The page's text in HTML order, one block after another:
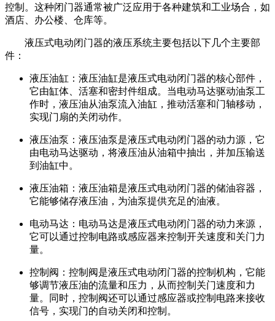
控制。这种闭门器通常被广泛应用于各种建筑和工业场合，如
酒店、办公楼、仓库等。
液压式电动闭门器的液压系统主要包括以下几个主要部
件：
液压油缸：液压油缸是液压式电动闭门器的核心部件，
它由缸体、活塞和密封件组成。当电动马达驱动油泵工
作时，液压油从油泵流入油缸，推动活塞和门轴移动，
实现门扇的关闭动作。
液压油泵：液压油泵是液压式电动闭门器的动力源，它
由电动马达驱动，将液压油从油箱中抽出，并加压输送
到油缸中。
液压油箱：液压油箱是液压式电动闭门器的储油容器，
它能够储存液压油，为油泵提供充足的油液。
电动马达：电动马达是液压式电动闭门器的动力来源，
它可以通过控制电路或感应器来控制开关速度和关门力
量。
控制阀：控制阀是液压式电动闭门器的控制机构，它能
够调节液压油的流量和压力，从而控制关门速度和力
量。同时，控制阀还可以通过感应器或控制电路来接收
信号，实现门的自动关闭和控制。